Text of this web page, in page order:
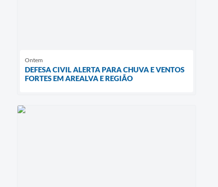
Ontem
DEFESA CIVIL ALERTA PARA CHUVA E VENTOS
FORTES EM AREALVA E REGIÃO